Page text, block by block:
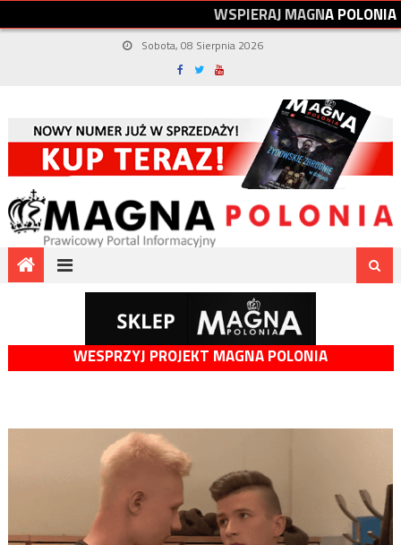
WSPIERAJMAGNAPOLONIA
Sobota, 08 Sierpnia 2026
WESPRZYJ PROJEKT MAGNA POLONIA